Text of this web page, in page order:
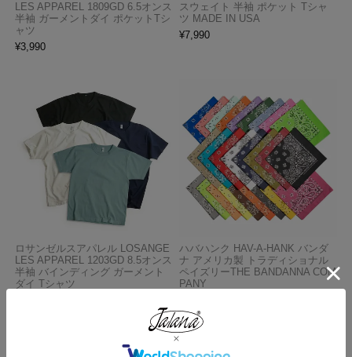
LES APPAREL 1809GD 6.5オンス
半袖 ガーメントダイ ポケットTシ
ャツ
¥3,990
スウェイト 半袖 ポケット Tシャ
ツ MADE IN USA
¥7,990
ロサンゼルスアパレル LOSANGE
LES APPAREL 1203GD 8.5オンス
半袖 バインディング ガーメント
ダイ Tシャツ
ハバハンク HAV-A-HANK バンダ
ナ アメリカ製 トラディショナル
ペイズリーTHE BANDANNA COM
PANY